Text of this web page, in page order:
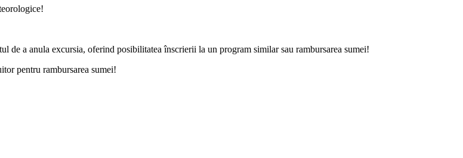
a anula excursia, oferind posibilitatea înscrierii la un program similar sau rambursarea sumei!
pentru rambursarea sumei!